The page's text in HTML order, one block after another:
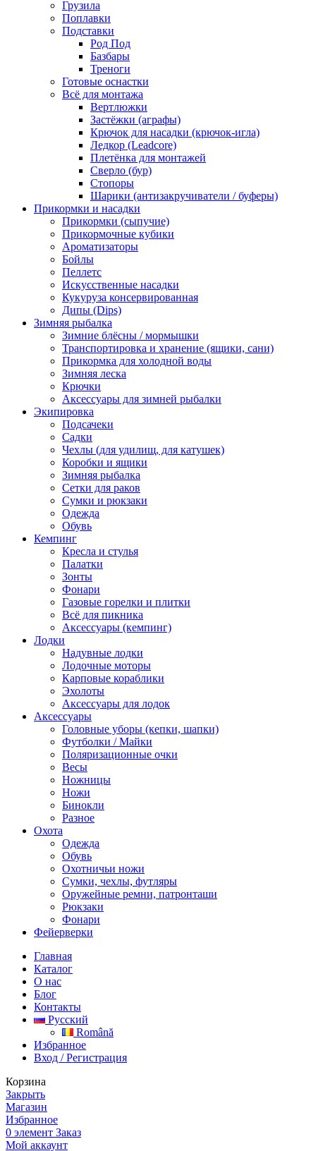
Грузила
Поплавки
Подставки
Род Под
Базбары
Треноги
Готовые оснастки
Всё для монтажа
Вертлюжки
Застёжки (аграфы)
Крючок для насадки (крючок-игла)
Ледкор (Leadcore)
Плетёнка для монтажей
Сверло (бур)
Стопоры
Шарики (антизакручиватели / буферы)
Прикормки и насадки
Прикормки (сыпучие)
Прикормочные кубики
Ароматизаторы
Бойлы
Пеллетс
Искусственные насадки
Кукуруза консервированная
Дипы (Dips)
Зимняя рыбалка
Зимние блёсны / мормышки
Транспортировка и хранение (ящики, сани)
Прикормка для холодной воды
Зимняя леска
Крючки
Аксессуары для зимней рыбалки
Экипировка
Подсачеки
Садки
Чехлы (для удилищ, для катушек)
Коробки и ящики
Зимняя рыбалка
Сетки для раков
Сумки и рюкзаки
Одежда
Обувь
Кемпинг
Кресла и стулья
Палатки
Зонты
Фонари
Газовые горелки и плитки
Всё для пикника
Аксессуары (кемпинг)
Лодки
Надувные лодки
Лодочные моторы
Карповые кораблики
Эхолоты
Аксессуары для лодок
Аксессуары
Головные уборы (кепки, шапки)
Футболки / Майки
Поляризационные очки
Весы
Ножницы
Ножи
Бинокли
Разное
Охота
Одежда
Обувь
Охотничьи ножи
Сумки, чехлы, футляры
Оружейные ремни, патронташи
Рюкзаки
Фонари
Фейерверки
Главная
Каталог
О нас
Блог
Контакты
Русский
Română
Избранное
Вход / Регистрация
Корзина
Закрыть
Магазин
Избранное
0 элемент Заказ
Мой аккаунт